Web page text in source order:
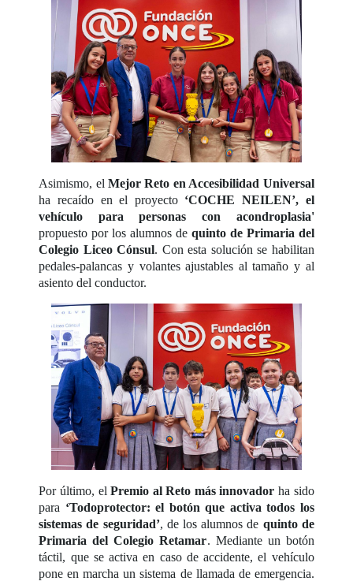
Asimismo, elMejor Reto en Accesibilidad Universal
ha recaído en el proyecto ‘COCHE NEILEN’, el
vehículo para personas con acondroplasia'
propuesto por los alumnos de quinto de Primaria del
Colegio Liceo Cónsul. Con esta solución se habilitan
pedales-palancas y volantes ajustables al tamaño y al
asiento del conductor.
Por último, elPremio al Reto más innovador ha sido
para ‘Todoprotector: el botón que activa todos los
sistemas de seguridad’, de los alumnos de quinto de
Primaria del Colegio Retamar. Mediante un botón
táctil, que se activa en caso de accidente, el vehículo
pone en marcha un sistema de llamada de emergencia.